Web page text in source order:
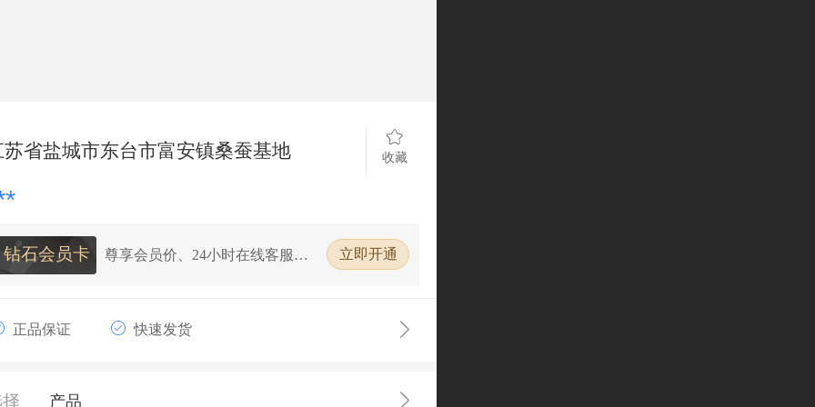
苏省盐城市东台市富安镇桑蚕基地 收藏
钻石会员卡
尊享会员价、24小时在线客服、7
立即开通
正品保证 快速发货
产品